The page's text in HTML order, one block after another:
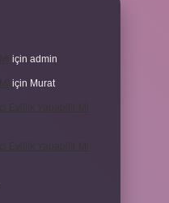
için admin
için Murat